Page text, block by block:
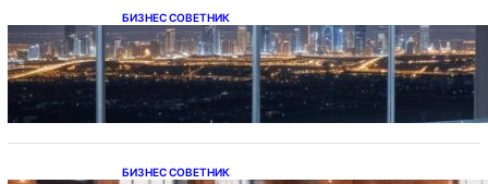
БИЗНЕС СОВЕТНИК
Каталог светодиодных светильников и
LED-освещения в Казахстане
БИЗНЕС СОВЕТНИК